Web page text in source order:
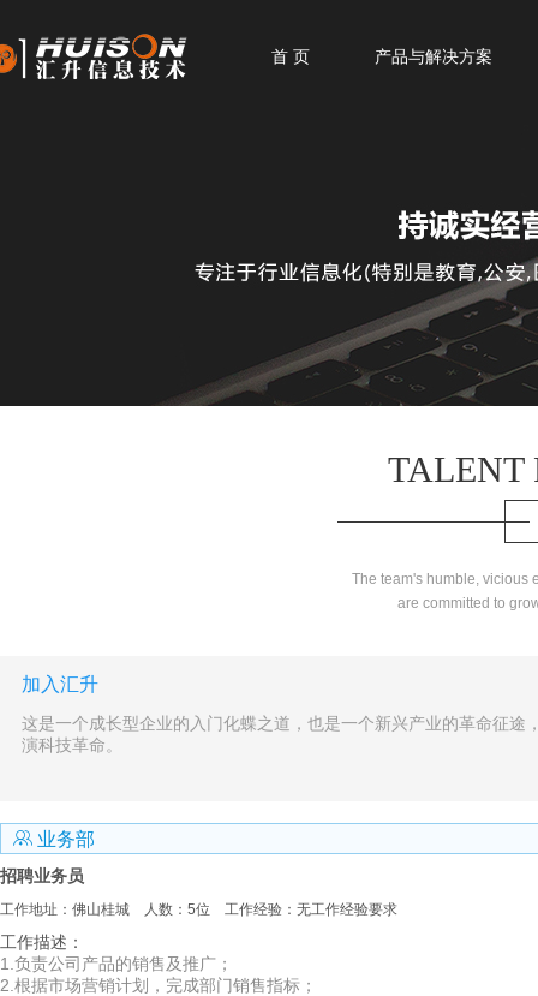
首 页 产品与解决方案
TALENT
The team's humble, vicious
are committed to
加入汇升
这是一个成长型企业的入门化蝶之道，也是一个新兴产业的革命征
演科技革命。
 业务部
招聘业务员
工作地址：佛山桂城 人数：5位 工作经验：无工作经验要求
工作描述：
1.负责公司产品的销售及推广；
2.根据市场营销计划，完成部门销售指标；